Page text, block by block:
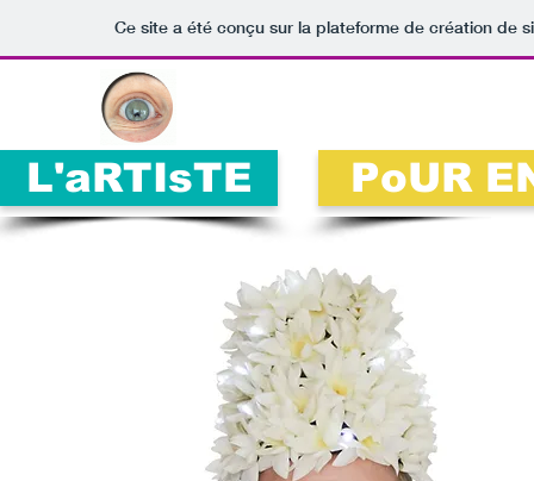
Ce site a été conçu sur la plateforme de création de
L'aRTIsTE PoUR